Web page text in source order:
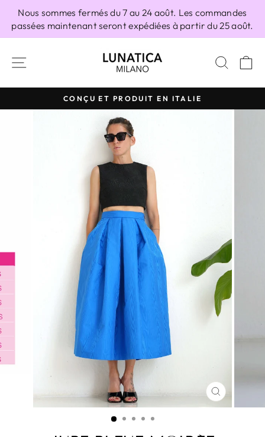
contenu
Nous sommes fermés du 7 au 24 août. Les commandes
passées maintenant seront expédiées à partir du 25 août.
Diaporama
Pause
CONÇU ET PRODUIT EN ITALIE
FERMER
(ESC)